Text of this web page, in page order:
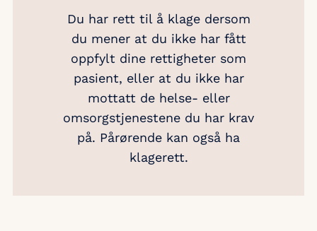
Du har rett til å klage dersom
du mener at du ikke har fått
oppfylt dine rettigheter som
pasient, eller at du ikke har
mottatt de helse- eller
omsorgstjenestene du har krav
på. Pårørende kan også ha
klagerett.